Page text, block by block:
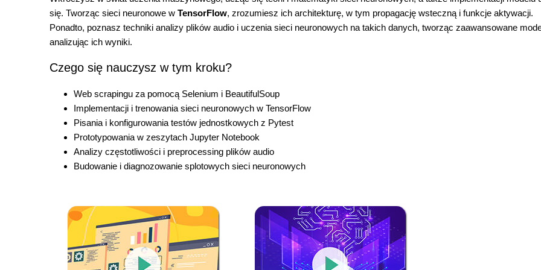
się. Tworząc sieci neuronowe w TensorFlow, zrozumiesz ich architekturę, w tym propagację wsteczną i funkcje aktywacji.
Ponadto, poznasz techniki analizy plików audio i uczenia sieci neuronowych na takich danych, tworząc zaawansowane
analizując ich wyniki.
Czego się nauczysz w tym kroku?
Web scrapingu za pomocą Selenium i BeautifulSoup
Implementacji i trenowania sieci neuronowych w TensorFlow
Pisania i konfigurowania testów jednostkowych z Pytest
Prototypowania w zeszytach Jupyter Notebook
Analizy częstotliwości i preprocessing plików audio
Budowanie i diagnozowanie splotowych sieci neuronowych